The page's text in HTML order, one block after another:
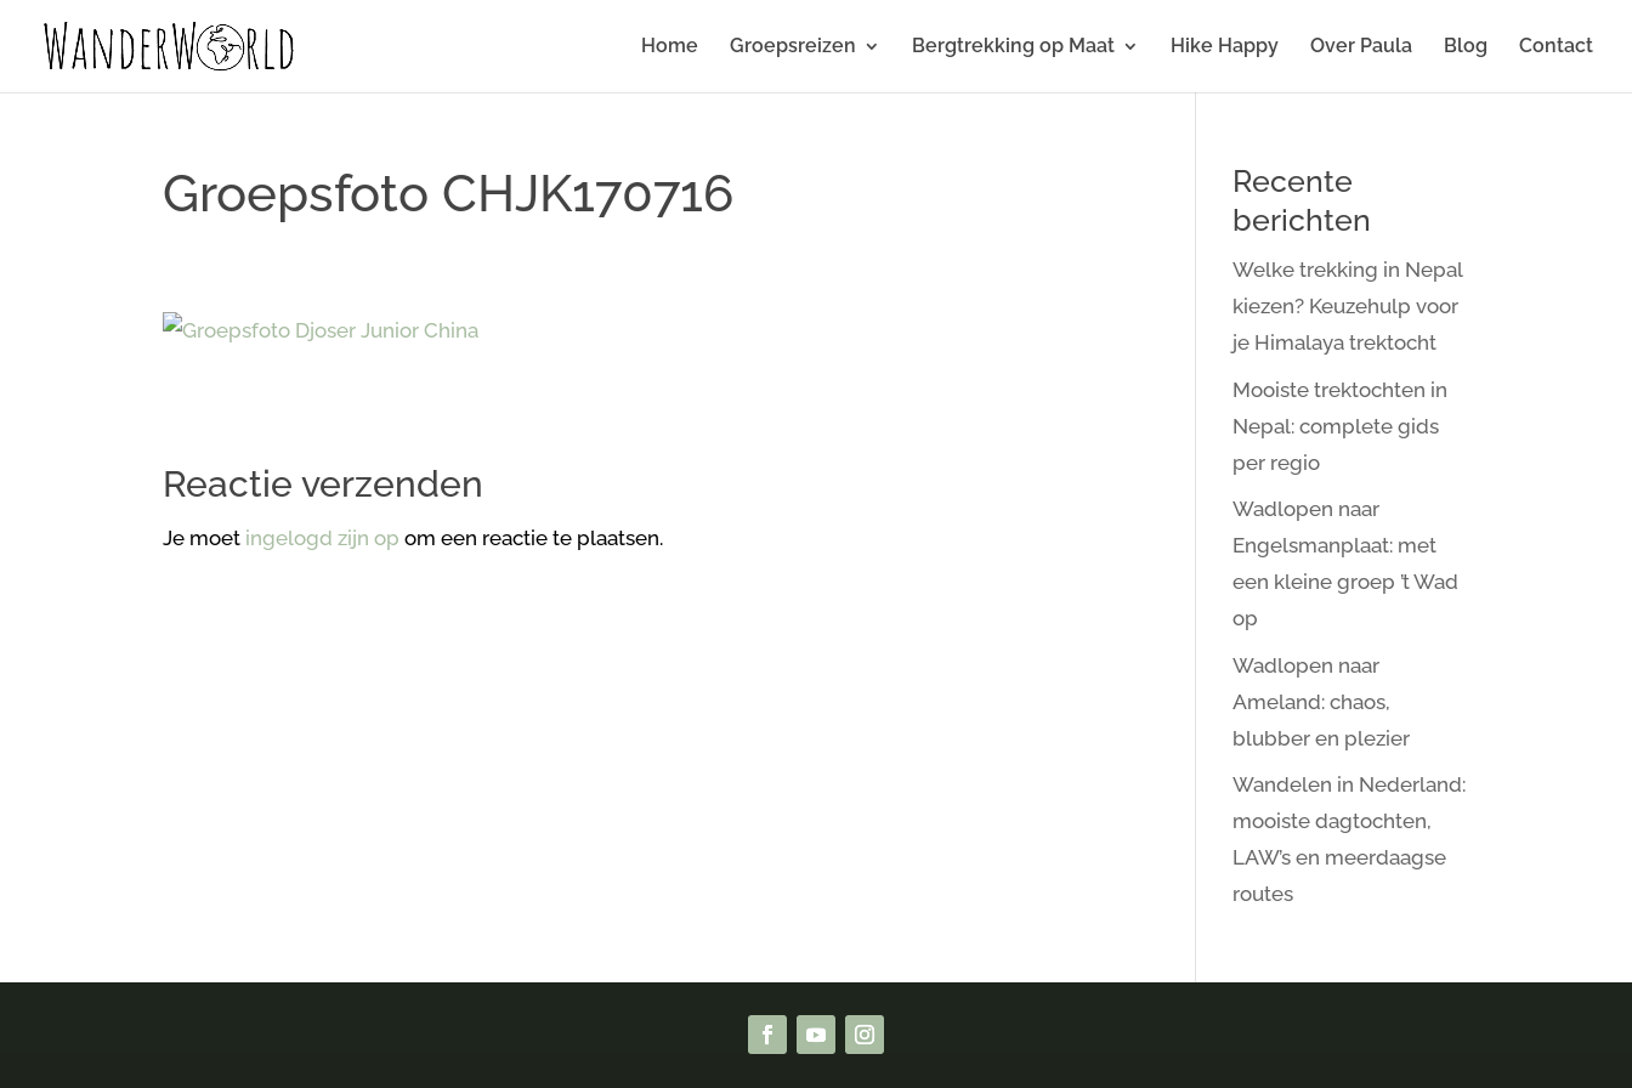
Home Groepsreizen Bergtrekking op Maat Hike Happy Over Paula Blog Contact
Groepsfoto CHJK170716
Reactie verzenden
Je moet ingelogd zijn op om een reactie te plaatsen.
Recente
berichten
Welke trekking in Nepal
kiezen? Keuzehulp voor
je Himalaya trektocht
Mooiste trektochten in
Nepal: complete gids
per regio
Wadlopen naar
Engelsmanplaat: met
een kleine groep ’t Wad
op
Wadlopen naar
Ameland: chaos,
blubber en plezier
Wandelen in Nederland:
mooiste dagtochten,
LAW’s en meerdaagse
routes